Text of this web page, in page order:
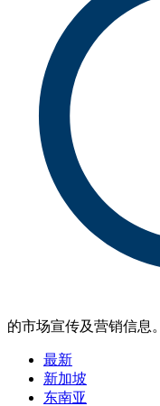
的市场宣传及营销信息。
最新
新加坡
东南亚